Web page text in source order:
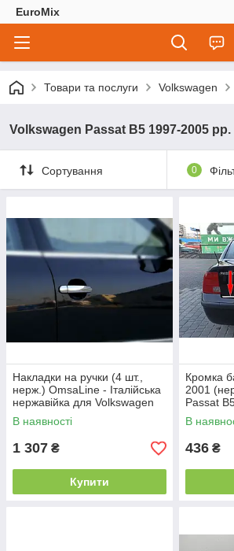
EuroMix
Товари та послуги Volkswagen
Volkswagen Passat B5 1997-2005 рр.
Сортування 0
Накладки на ручки (4 шт.,
нерж.) OmsaLine - Італійська
нержавійка для Volkswagen
Passat B5 1997-2005 рр
В наявності
1 307 ₴
Купити
Кромка
2001
Passat
В
436 ₴